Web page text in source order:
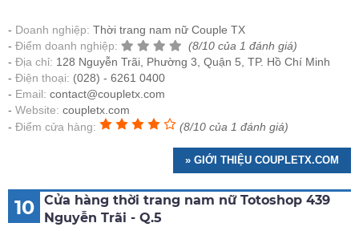
Doanh nghiệp: Thời trang nam nữ Couple TX
Điểm doanh nghiệp:
(8/10 của 1 đánh giá)
Địa chỉ: 128 Nguyễn Trãi, Phường 3, Quận 5, TP. Hồ Chí Minh
Điện thoại: (028) - 6261 0400
Email: contact@coupletx.com
Website: coupletx.com
Điểm cửa hàng:
(8/10 của 1 đánh giá)
» GIỚI THIỆU COUPLETX.COM
10
Cửa hàng thời trang nam nữ Totoshop 439
Nguyễn Trãi - Q.5